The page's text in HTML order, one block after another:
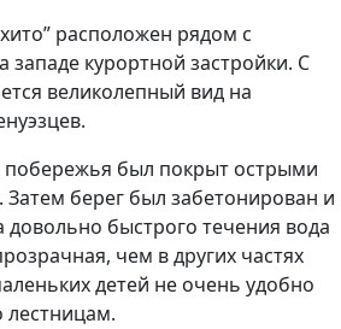
расположен рядом с
западе курортной застройки. С
великолепный вид на
побережья был покрыт острыми
берег был забетонирован и
довольно быстрого течения вода
чем в других частях
детей не очень удобно
лестницам.